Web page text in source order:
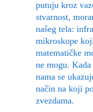
putuju kroz
stvarnost,
našeg tela:
mikroskope
matematičke
ne mogu.
nama se
način na koji
zvezdama.